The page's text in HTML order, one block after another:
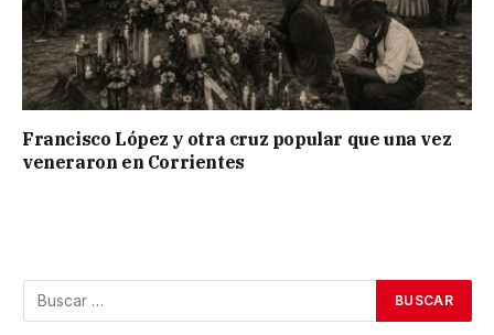
Francisco López y otra cruz popular que una vez
veneraron en Corrientes